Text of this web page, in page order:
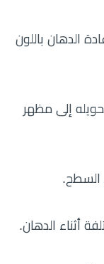
الدهان باللون
إلى مظهر
السطح.
أثناء الدهان.